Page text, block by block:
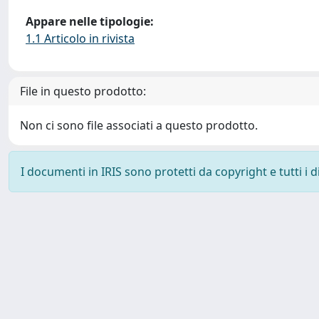
Appare nelle tipologie:
1.1 Articolo in rivista
File in questo prodotto:
Non ci sono file associati a questo prodotto.
I documenti in IRIS sono protetti da copyright e tutti i